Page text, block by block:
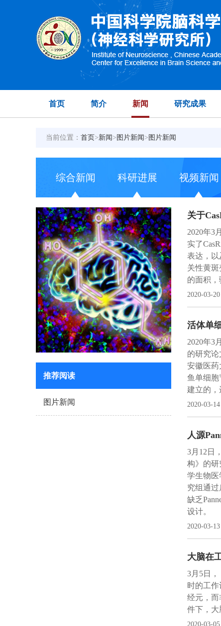
首页 简介 新闻 研究成果
当前位置： 首页>新闻> 图片新闻> 图片新闻
综合新闻 科研进展 视频新闻
推荐阅读
图片新闻
关于
2020年3
实了
表达，
关性黄
的面积，
2020-03-
活体单
2020年3
的研究
安徽医药
鱼单细胞
建立的，
2020-03-
人源
3月12日
构》的研
学生物医
究组通过
缺乏
设计。
2020-03-
大脑在
3月5日
时的工
经元，而
件下，大
2020-03-